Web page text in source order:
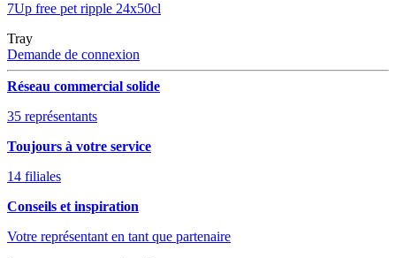
7Up free pet ripple 24x50cl
Tray
Demande de connexion
Réseau commercial solide
35 représentants
Toujours à votre service
14 filiales
Conseils et inspiration
Votre représentant en tant que partenaire